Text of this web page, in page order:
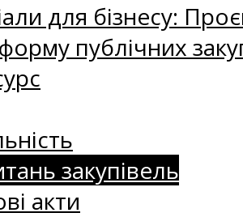
для бізнесу:
публічних
закупівель
акти